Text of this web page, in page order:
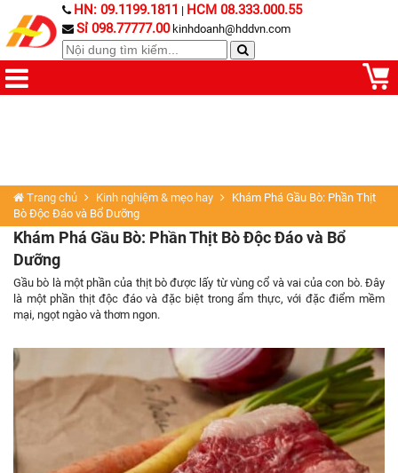
HN: 09.1199.1811 | HCM 08.333.000.55
Sỉ 098.77777.00 kinhdoanh@hddvn.com
Trang chủ Kinh nghiệm & mẹo hay
Khám Phá Gầu Bò: Phần Thịt
Bò Độc Đáo và Bổ Dưỡng
Khám Phá Gầu Bò: Phần Thịt Bò Độc Đáo và Bổ
Dưỡng
Gầu bò là một phần của thịt bò được lấy từ vùng cổ và vai của con bò. Đây
là một phần thịt độc đáo và đặc biệt trong ẩm thực, với đặc điểm mềm
mại, ngọt ngào và thơm ngon.